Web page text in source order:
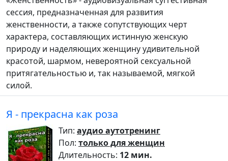
сессия, предназначенная для развития
женственности, а также сопутствующих черт
характера, составляющих истинную женскую
природу и наделяющих женщину удивительной
красотой, шармом, невероятной сексуальной
притягательностью и, так называемой, мягкой
силой.
Я - прекрасна как роза
Тип: аудио аутотренинг
Пол: только для женщин
Длительность: 12 мин.